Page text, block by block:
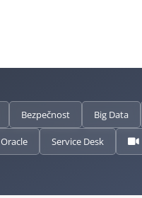
Bezpečnost Big Data
Oracle Service Desk